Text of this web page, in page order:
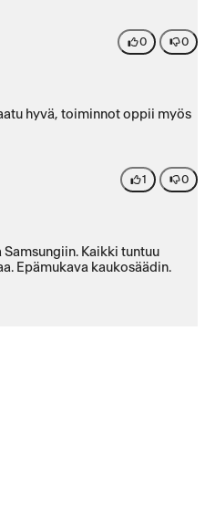
Voi heittää hyvästi
tämä tv voittaa tässä
on hyvä valinta silloin, kun
0 0
hyvä, toiminnot oppii myös
1 0
Kaikki tuntuu
Epämukava kaukosäädin.